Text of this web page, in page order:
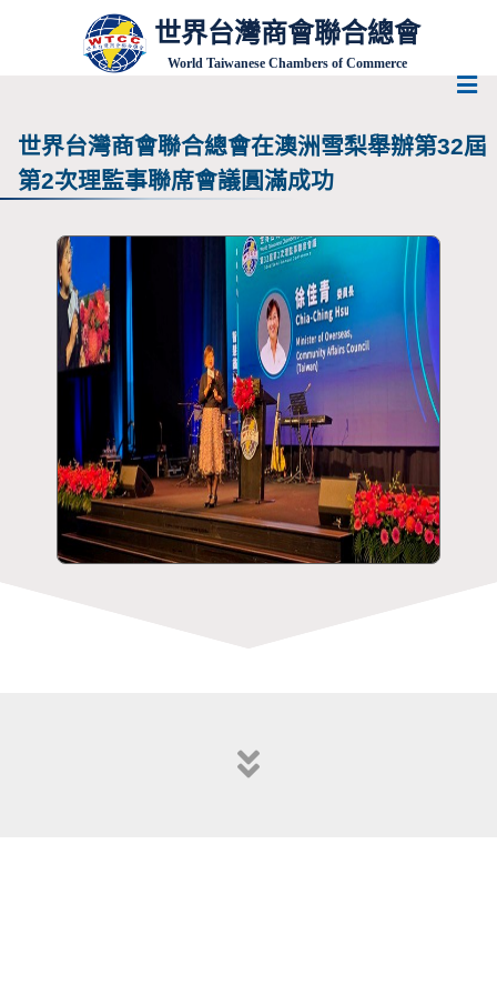
世界台灣商會聯合總會
World Taiwanese Chambers of Commerce
世界台灣商會聯合總會在澳洲雪梨舉辦第32屆
第2次理監事聯席會議圓滿成功